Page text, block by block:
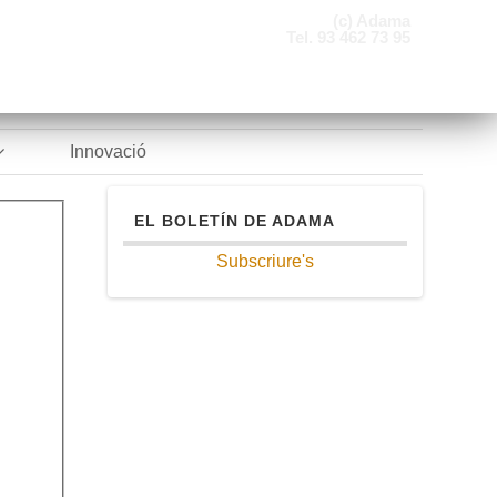
Innovació
EL BOLETÍN DE ADAMA
Subscriure's